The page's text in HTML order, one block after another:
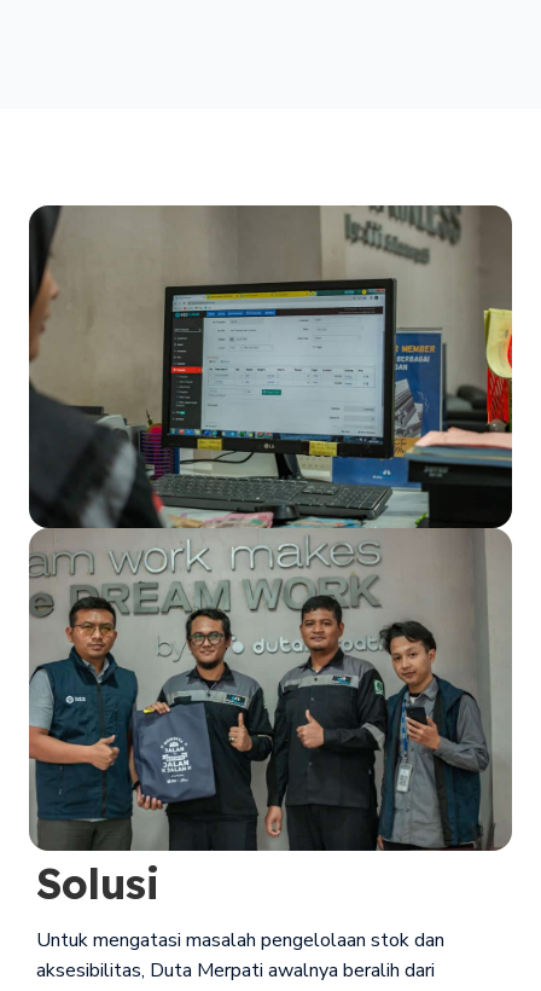
Solusi
Untuk mengatasi masalah pengelolaan stok dan
aksesibilitas, Duta Merpati awalnya beralih dari